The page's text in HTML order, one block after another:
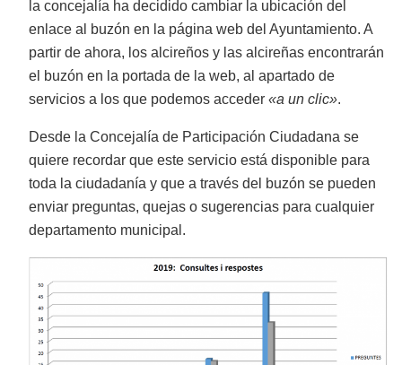
la concejalía ha decidido cambiar la ubicación del
enlace al buzón en la página web del Ayuntamiento. A
partir de ahora, los alcireños y las alcireñas encontrarán
el buzón en la portada de la web, al apartado de
servicios a los que podemos acceder«a un clic».
Desde la Concejalía de Participación Ciudadana se
quiere recordar que este servicio está disponible para
toda la ciudadanía y que a través del buzón se pueden
enviar preguntas, quejas o sugerencias para cualquier
departamento municipal.